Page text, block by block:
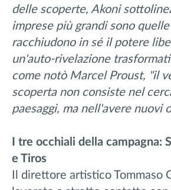
delle scoperte, Akoni
imprese più grandi sono
racchiudono in sé il potere
un'auto-rivelazione
come notò Marcel Proust, "il
scoperta non consiste nel
paesaggi, ma nell'avere nuovi
I tre occhiali della campagna:
e Tiros
Il direttore artistico Tommaso